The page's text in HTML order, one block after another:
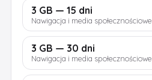
3 GB — 15 dni
Nawigacja i media społecznościowe
3 GB — 30 dni
Nawigacja i media społecznościowe